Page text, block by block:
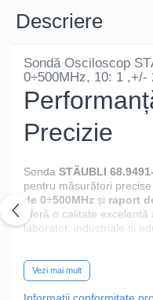
Descriere
Sondă Osciloscop
0÷500MHz, 10: 1 ,+/-
Precizie
Sonda STÄUBLI
pentru măsurători
de 0÷500MHz și raport
oferă o calitate
laborator, industriale și
Capabilități
Vezi mai mult